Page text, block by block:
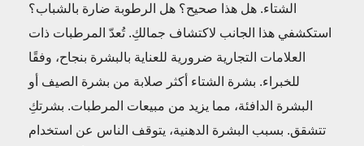
الشتاء. هل هذا صحيح؟ هل الرطوبة ضارة بالشباب؟
استكشفي هذا الجانب لاكتشاف جمالكِ. تُعدّ المرطبات ذات
العلامات التجارية ضرورية للعناية بالبشرة بنجاح، وفقًا
للخبراء. بشرة الشتاء أكثر صلابة من بشرة الصيف أو
البشرة الدافئة، مما يزيد من مبيعات المرطبات. بشرتكِ
تتشقق. بسبب البشرة الدهنية، يتوقف الناس عن استخدام